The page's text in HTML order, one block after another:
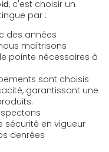
, c'est choisir un
par :
des années
maîtrisons
pointe nécessaires à
sont choisis
garantissant une
sécurité en vigueur
denrées